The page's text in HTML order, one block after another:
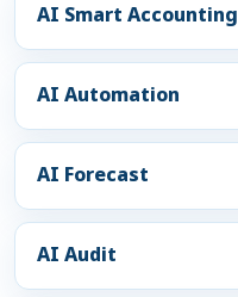
AI Smart Accounting
AI Automation
AI Forecast
AI Audit